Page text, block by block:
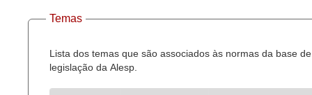
Temas
Lista dos temas que são associados às normas da base de
legislação da Alesp.